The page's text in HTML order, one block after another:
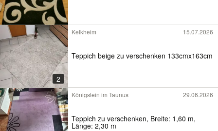
2
Kelkheim 15.07.2026
Teppich beige zu verschenken 133cmx163cm
Königstein im Taunus 29.06.2026
Teppich zu verschenken, Breite: 1,60 m,
Länge: 2,30 m